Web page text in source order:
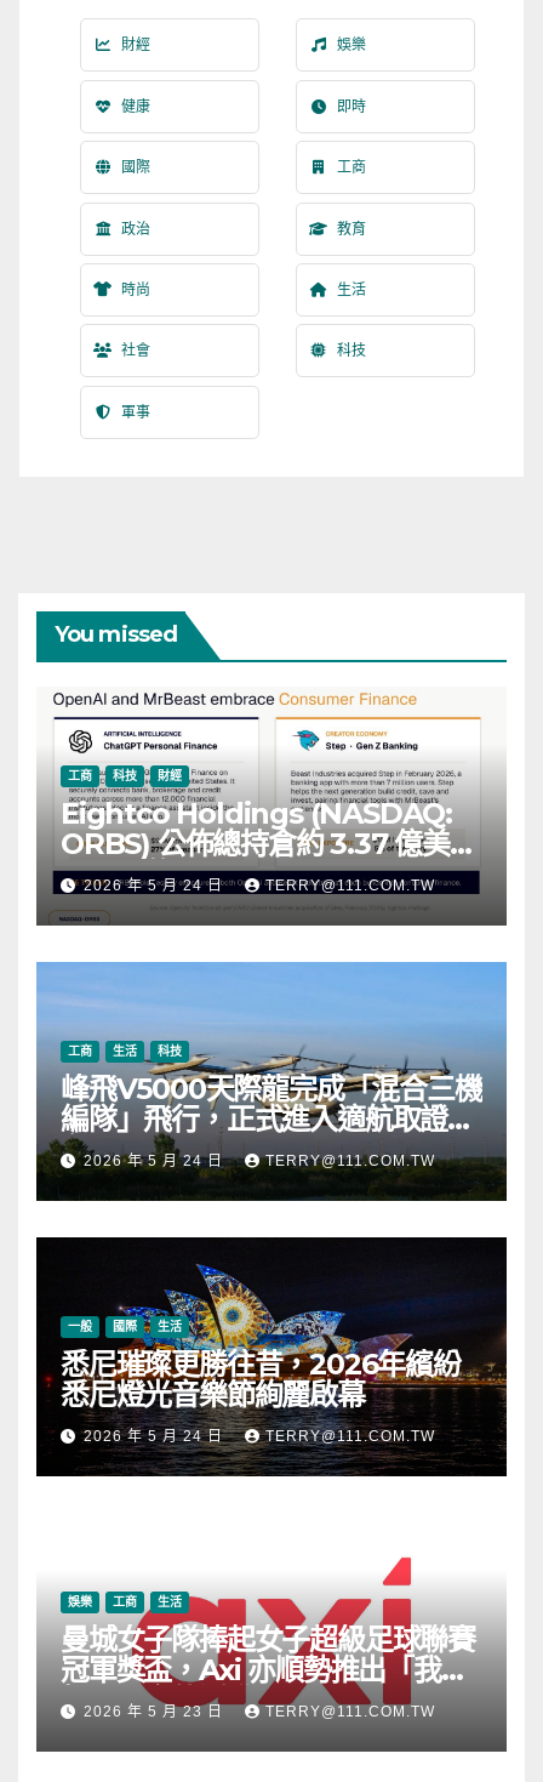
財經 娛樂
健康 即時
國際 工商
政治 教育
時尚 生活
社會 科技
軍事
You missed
工商 科技 財經
Eightco Holdings (NASDAQ:
ORBS) 公佈總持倉約 3.37 億美
元，涵蓋 OpenAI、Beast
Industries、超過 11,000 枚以太
幣 (ETH) 及逾 2.83 億枚 WLD 代
幣
2026 年 5 月 24 日 TERRY@111.COM.TW
工商 生活 科技
峰飛V5000天際龍完成「混合三機
編隊」飛行，正式進入適航取證階
段2026 年 5 月 24 日 TERRY@111.COM.TW
一般 國際 生活
悉尼璀璨更勝往昔，2026年繽紛
悉尼燈光音樂節絢麗啟幕
2026 年 5 月 24 日 TERRY@111.COM.TW
娛樂 工商 生活
曼城女子隊捧起女子超級足球聯賽
冠軍獎盃，Axi 亦順勢推出「我的
根源」宣傳活動
2026 年 5 月 23 日 TERRY@111.COM.TW